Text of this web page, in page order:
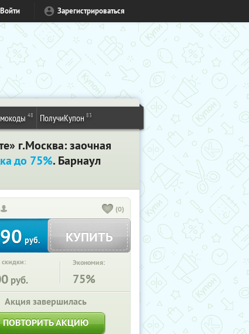
Войти Зарегистрироваться
48 ПолучиКупон 83
г.Москва: заочная
до 75%. Барнаул
(0)
руб. КУПИТЬ
скидки:
руб.
Экономия:
75%
Акция завершилась
ПОВТОРИТЬ АКЦИЮ